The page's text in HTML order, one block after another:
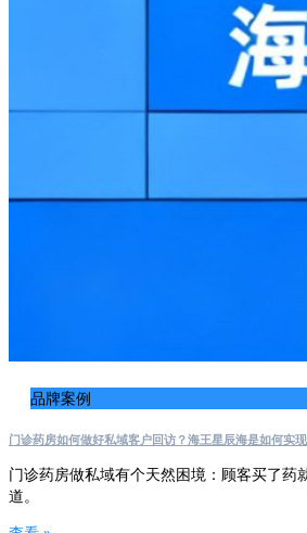
品牌案例
门诊药房如何做好私域客户回访？海王星辰海是如何实
门诊药房做私域有个天然困境：顾客买了药
道。